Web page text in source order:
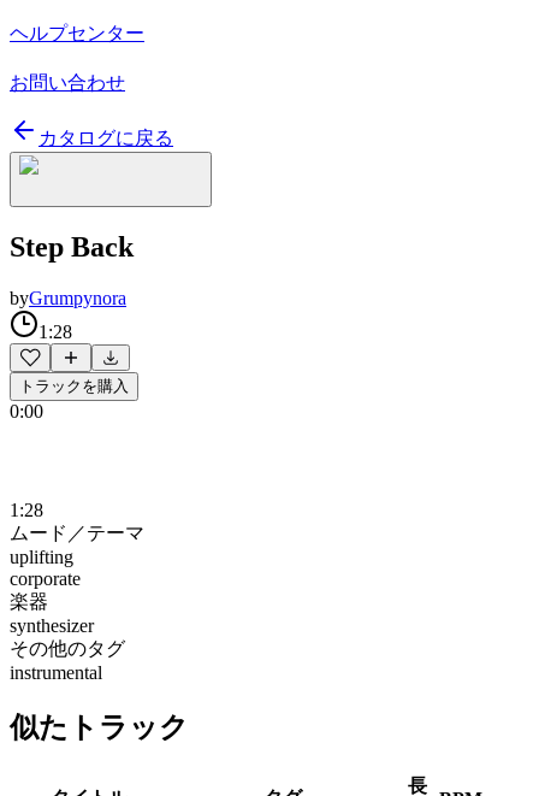
ヘルプセンター
お問い合わせ
カタログに戻る
Step Back
byGrumpynora
1:28
トラックを購入
0:00
1:28
ムード／テーマ
uplifting
corporate
楽器
synthesizer
その他のタグ
instrumental
似たトラック
長